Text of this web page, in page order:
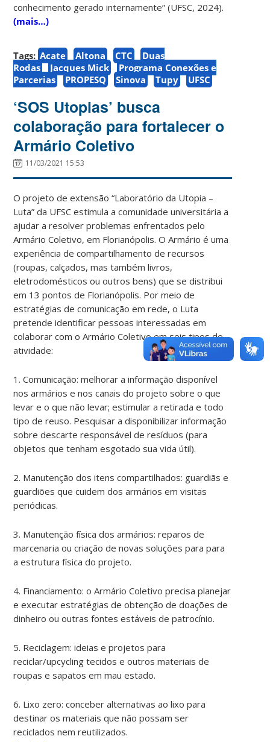
conhecimento gerado internamente” (UFSC, 2024).
(mais…)
Tags: Acate Altona CTC
Duas
Rodas
Jacques Mick
Programa Conexões e
Parcerias
PROPESQ Sinova Tupy UFSC
‘SOS Utopias’ busca
colaboração para fortalecer o
Armário Coletivo
11/03/2021 15:53
O projeto de extensão “Laboratório da Utopia –
Luta” da UFSC estimula a comunidade universitária a
ajudar a resolver problemas enfrentados pelo
Armário Coletivo, em Florianópolis. O Armário é uma
experiência de compartilhamento de recursos
(roupas, calçados, mas também livros,
eletrodomésticos ou outros bens) que se distribui
em 13 pontos de Florianópolis. Por meio de
estratégias de comunicação em rede, o Luta
pretende identificar pessoas interessadas em
colaborar com o Armário Coletivo em seis tipos de
atividade:
1. Comunicação: melhorar a informação disponível
nos armários e nos canais do projeto sobre o que
levar e o que não levar; estimular a retirada e todo
tipo de reuso. Pesquisar a disponibilizar informação
sobre descarte responsável de resíduos (para
objetos que tenham esgotado sua vida útil).
2. Manutenção dos itens compartilhados: guardiãs e
guardiões que cuidem dos armários em visitas
periódicas.
3. Manutenção física dos armários: reparos de
marcenaria ou criação de novas soluções para para
a estrutura física do projeto.
4. Financiamento: o Armário Coletivo precisa planejar
e executar estratégias de obtenção de doações de
dinheiro ou outras fontes estáveis de patrocínio.
5. Reciclagem: ideias e projetos para
reciclar/upcycling tecidos e outros materiais de
roupas e sapatos em mau estado.
6. Lixo zero: conceber alternativas ao lixo para
destinar os materiais que não possam ser
reciclados nem reutilizados.